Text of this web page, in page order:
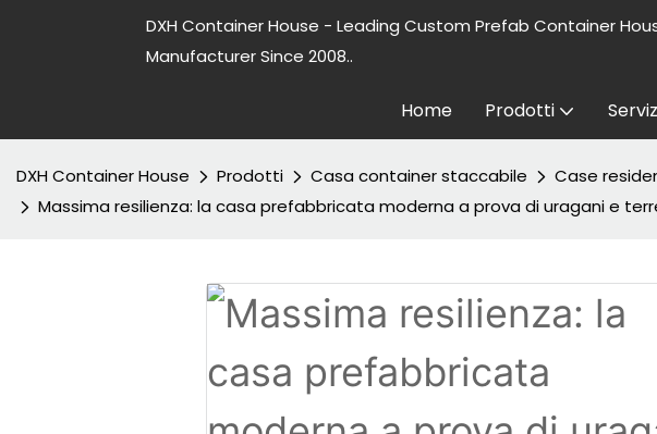
DXH Container House - Leading Custom Prefab Container
Manufacturer Since 2008..
Home Prodotti
DXH Container House Prodotti Casa container staccabile
Case
Massima resilienza: la casa prefabbricata moderna a prova di uragani e